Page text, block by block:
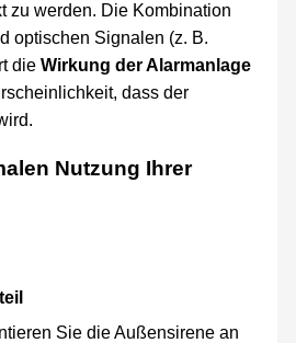
zu werden. Die Kombination
optischen Signalen (z. B.
die Wirkung der Alarmanlage
dass der
Nutzung Ihrer
Sie die Außensirene an